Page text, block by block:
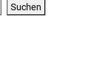
Suchen